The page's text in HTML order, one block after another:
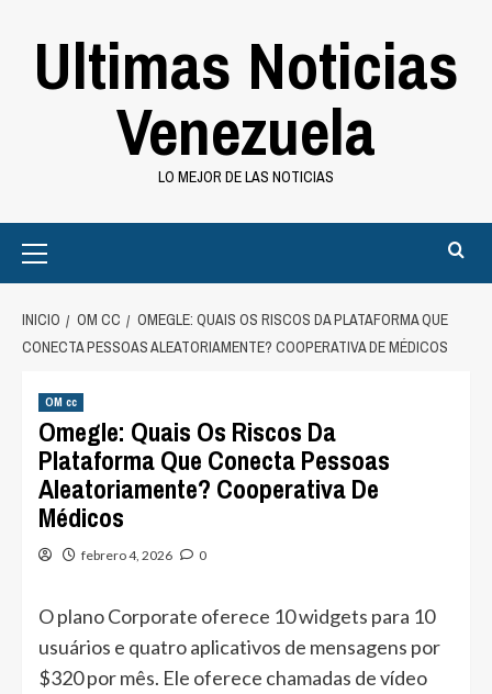
Ultimas Noticias
Venezuela
LO MEJOR DE LAS NOTICIAS
Menu
INICIO OM CC
OMEGLE: QUAIS OS RISCOS DA PLATAFORMA QUE
CONECTA PESSOAS ALEATORIAMENTE? COOPERATIVA DE MÉDICOS
OM cc
Omegle: Quais Os Riscos Da
Plataforma Que Conecta Pessoas
Aleatoriamente? Cooperativa De
Médicos
febrero 4, 2026 0
O plano Corporate oferece 10 widgets para 10
usuários e quatro aplicativos de mensagens por
$320 por mês. Ele oferece chamadas de vídeo